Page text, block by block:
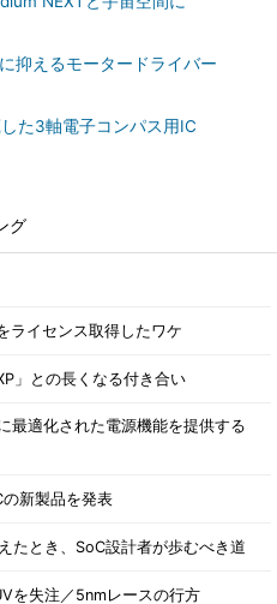
抑えるモータードライバー
た3軸電子コンパス用IC
グ
ライセンス取得したワケ
」との長くなる付き合い
最適化された電源機能を提供する
新製品を発表
たとき、SoC設計者が歩むべき道
を失注／5nmレースの行方